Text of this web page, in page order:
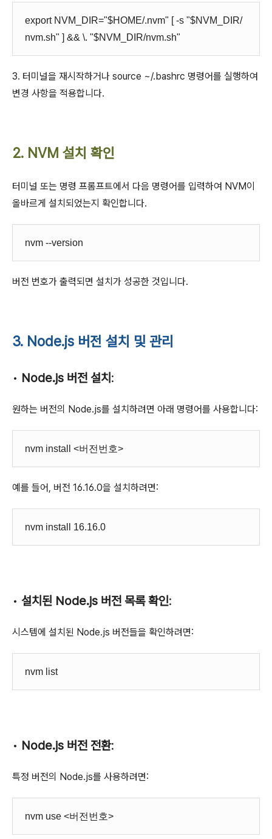
export NVM_DIR="$HOME/.nvm" [ -s "$NVM_DIR/
nvm.sh" ] && \. "$NVM_DIR/nvm.sh"
3. 터미널을 재시작하거나 source ~/.bashrc 명령어를 실행하여
변경 사항을 적용합니다.
2. NVM 설치 확인
터미널 또는 명령 프롬프트에서 다음 명령어를 입력하여 NVM이
올바르게 설치되었는지 확인합니다.
nvm --version
버전 번호가 출력되면 설치가 성공한 것입니다.
3. Node.js 버전 설치 및 관리
• Node.js 버전 설치 :
원하는 버전의 Node.js를 설치하려면 아래 명령어를 사용합니다:
nvm install <버전번호>
예를 들어, 버전 16.16.0을 설치하려면:
nvm install 16.16.0
• 설치된 Node.js 버전 목록 확인:
시스템에 설치된 Node.js 버전들을 확인하려면:
nvm list
• Node.js 버전 전환:
특정 버전의 Node.js를 사용하려면:
nvm use <버전번호>